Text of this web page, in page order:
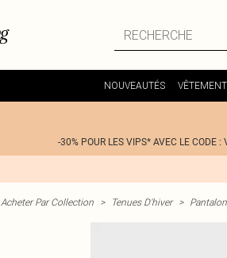
NOUVEAUTÉS
-30% POUR LES VIPS* AVEC LE CODE :
Acheter Par Collection > Tenues D'hiver >